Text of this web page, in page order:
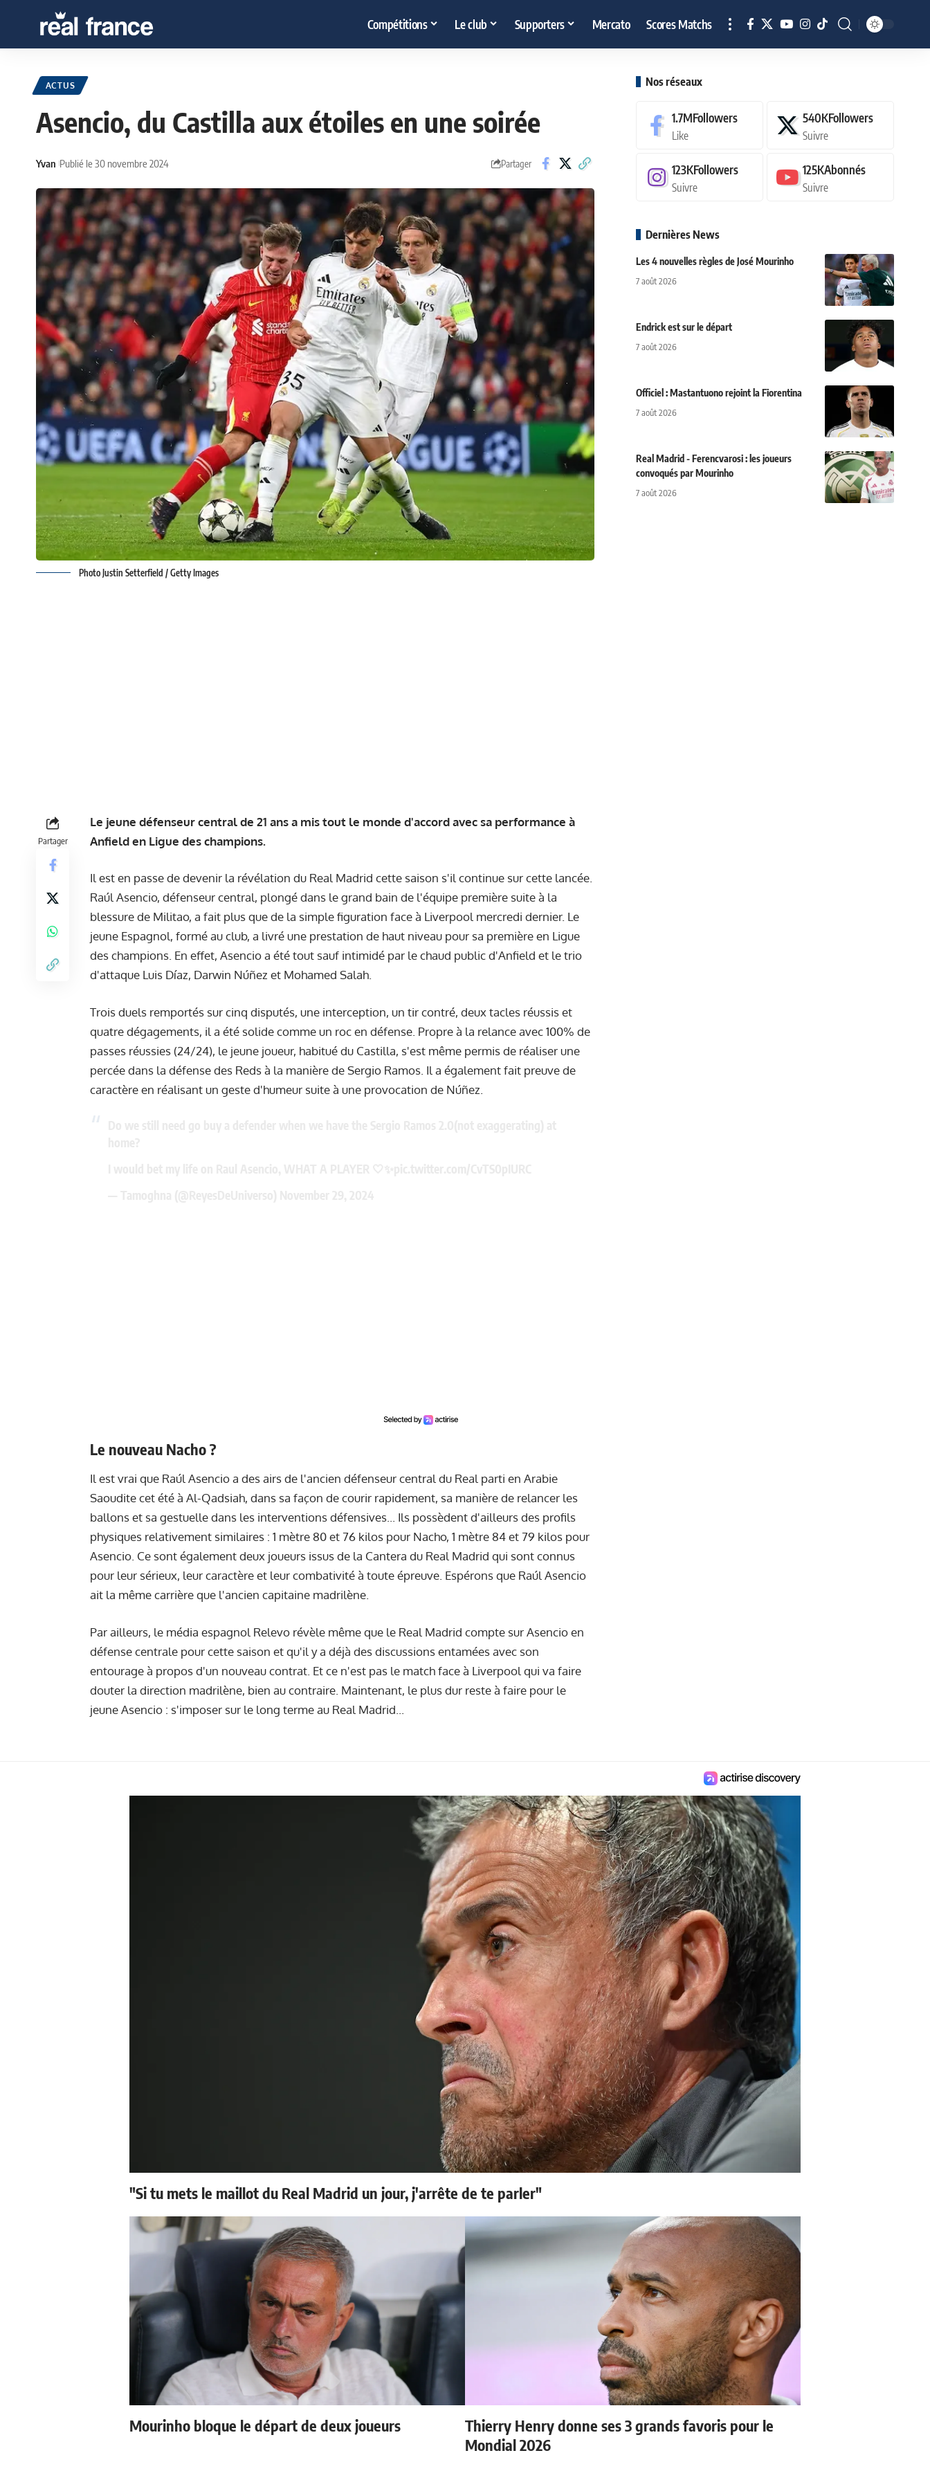
Compétitions Le club Supporters Mercato Scores Matchs
ACTUS
Asencio, du Castilla aux étoiles en une soirée
Yvan Publié le 30 novembre 2024 Partager
Photo Justin Setterfield / Getty Images
Partager
Le jeune défenseur central de 21 ans a mis tout le monde d'accord avec sa performance à
Anfield en Ligue des champions.
Il est en passe de devenir la révélation du Real Madrid cette saison s'il continue sur cette lancée.
Raúl Asencio, défenseur central, plongé dans le grand bain de l'équipe première suite à la
blessure de Militao, a fait plus que de la simple figuration face à Liverpool mercredi dernier. Le
jeune Espagnol, formé au club, a livré une prestation de haut niveau pour sa première en Ligue
des champions. En effet, Asencio a été tout sauf intimidé par le chaud public d'Anfield et le trio
d'attaque Luis Díaz, Darwin Núñez et Mohamed Salah.
Trois duels remportés sur cinq disputés, une interception, un tir contré, deux tacles réussis et
quatre dégagements, il a été solide comme un roc en défense. Propre à la relance avec 100% de
passes réussies (24/24), le jeune joueur, habitué du Castilla, s'est même permis de réaliser une
percée dans la défense des Reds à la manière de Sergio Ramos. Il a également fait preuve de
caractère en réalisant un geste d'humeur suite à une provocation de Núñez.
Le nouveau Nacho ?
Il est vrai que Raúl Asencio a des airs de l'ancien défenseur central du Real parti en Arabie
Saoudite cet été à Al-Qadsiah, dans sa façon de courir rapidement, sa manière de relancer les
ballons et sa gestuelle dans les interventions défensives... Ils possèdent d'ailleurs des profils
physiques relativement similaires : 1 mètre 80 et 76 kilos pour Nacho, 1 mètre 84 et 79 kilos pour
Asencio. Ce sont également deux joueurs issus de la Cantera du Real Madrid qui sont connus
pour leur sérieux, leur caractère et leur combativité à toute épreuve. Espérons que Raúl Asencio
ait la même carrière que l'ancien capitaine madrilène.
Par ailleurs, le média espagnol Relevo révèle même que le Real Madrid compte sur Asencio en
défense centrale pour cette saison et qu'il y a déjà des discussions entamées avec son
entourage à propos d'un nouveau contrat. Et ce n'est pas le match face à Liverpool qui va faire
douter la direction madrilène, bien au contraire. Maintenant, le plus dur reste à faire pour le
jeune Asencio : s'imposer sur le long terme au Real Madrid...
Nos réseaux
1.7MFollowers
Like
540KFollowers
Suivre
123KFollowers
Suivre
125KAbonnés
Suivre
Dernières News
Les 4 nouvelles règles de José Mourinho
7 août 2026
Endrick est sur le départ
7 août 2026
Officiel : Mastantuono rejoint la Fiorentina
7 août 2026
Real Madrid - Ferencvarosi : les joueurs
convoqués par Mourinho
7 août 2026
"Si tu mets le maillot du Real Madrid un jour, j'arrête de te parler"
Mourinho bloque le départ de deux joueurs
Thierry Henry donne ses 3 grands favoris pour le
Mondial 2026